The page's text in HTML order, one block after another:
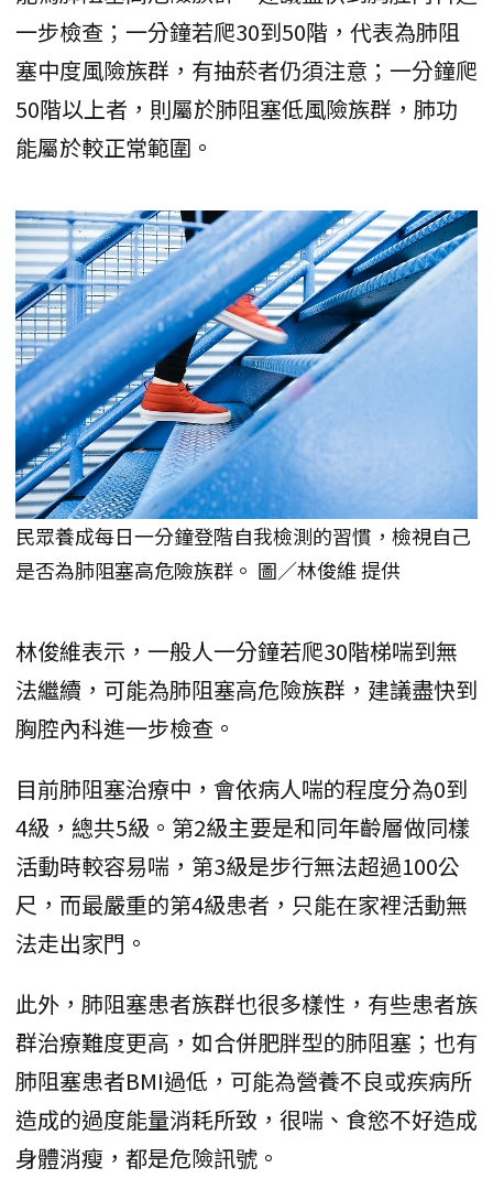
一步檢查；一分鐘若爬30到50階，代表為肺阻
塞中度風險族群，有抽菸者仍須注意；一分鐘爬
50階以上者，則屬於肺阻塞低風險族群，肺功
能屬於較正常範圍。
民眾養成每日一分鐘登階自我檢測的習慣，檢視自己
是否為肺阻塞高危險族群。 圖／林俊維 提供
林俊維表示，一般人一分鐘若爬30階梯喘到無
法繼續，可能為肺阻塞高危險族群，建議盡快到
胸腔內科進一步檢查。
目前肺阻塞治療中，會依病人喘的程度分為0到
4級，總共5級。第2級主要是和同年齡層做同樣
活動時較容易喘，第3級是步行無法超過100公
尺，而最嚴重的第4級患者，只能在家裡活動無
法走出家門。
此外，肺阻塞患者族群也很多樣性，有些患者族
群治療難度更高，如合併肥胖型的肺阻塞；也有
肺阻塞患者BMI過低，可能為營養不良或疾病所
造成的過度能量消耗所致，很喘、食慾不好造成
身體消瘦，都是危險訊號。